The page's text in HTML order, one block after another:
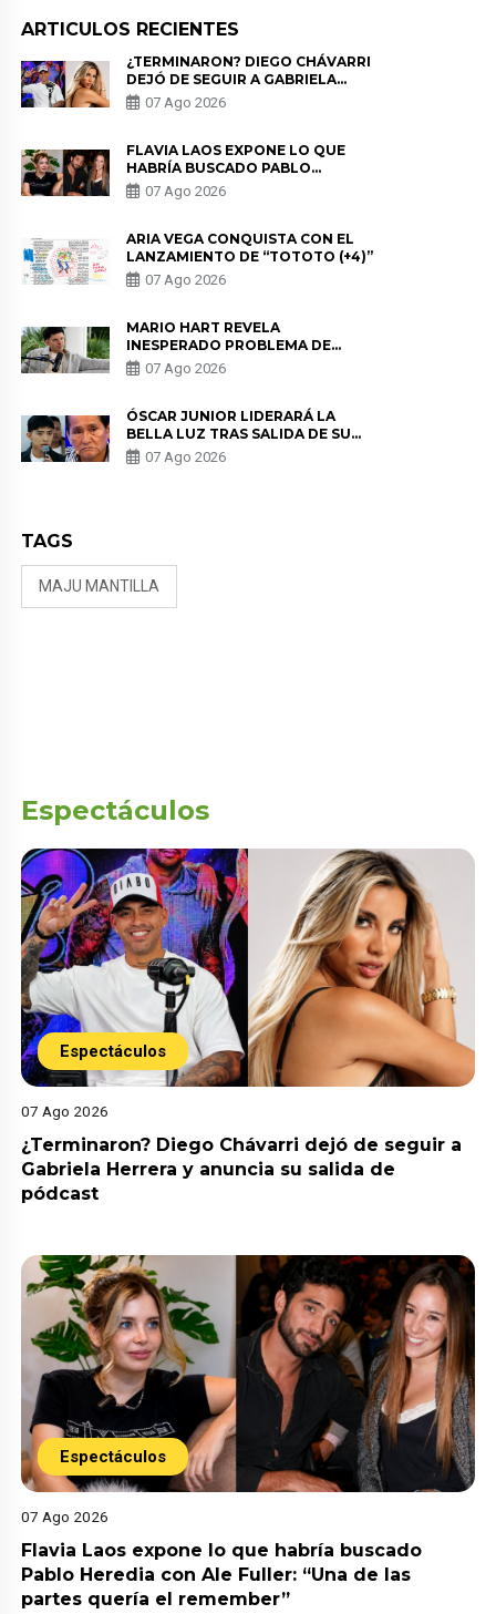
ARTICULOS RECIENTES
¿TERMINARON? DIEGO CHÁVARRI
DEJÓ DE SEGUIR A GABRIELA
HERRERA Y ANUNCIA SU SALIDA
DE PÓDCAST
07 Ago 2026
FLAVIA LAOS EXPONE LO QUE
HABRÍA BUSCADO PABLO
HEREDIA CON ALE FULLER: “UNA
DE LAS PARTES QUERÍA EL
07 Ago 2026
ARIA VEGA CONQUISTA CON EL
LANZAMIENTO DE “TOTOTO (+4)”
07 Ago 2026
MARIO HART REVELA
INESPERADO PROBLEMA DE
SALUD ANTES DE SEPARARSE DE
KORINA: “ME ENCONTRARON UN
07 Ago 2026
ÓSCAR JUNIOR LIDERARÁ LA
BELLA LUZ TRAS SALIDA DE SU
PADRE POR POLÉMICA CON
NALDY SALDAÑA
07 Ago 2026
TAGS
MAJU MANTILLA
Espectáculos
Espectáculos
07 Ago 2026
¿Terminaron? Diego Chávarri dejó de seguir a
Gabriela Herrera y anuncia su salida de
pódcast
Espectáculos
07 Ago 2026
Flavia Laos expone lo que habría buscado
Pablo Heredia con Ale Fuller: “Una de las
partes quería el remember”